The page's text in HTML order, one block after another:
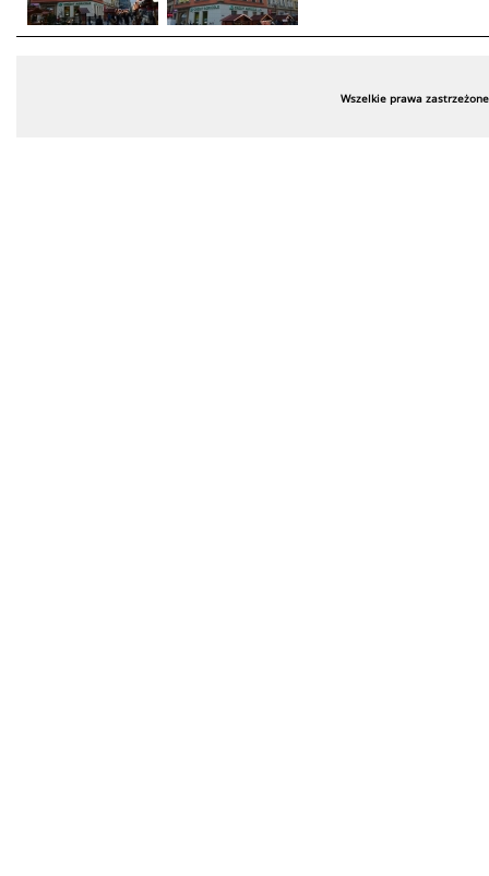
Wszelkie prawa